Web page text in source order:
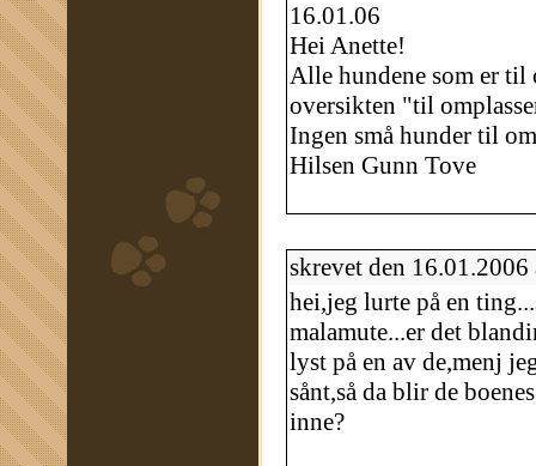
16.01.06
Hei Anette!
Alle hundene som er til
oversikten "til
Ingen små hunder til
Hilsen Gunn Tove
skrevet den
hei,jeg lurte på en
malamute...er det
lyst på en av de,menj
sånt,så da blir de
inne?